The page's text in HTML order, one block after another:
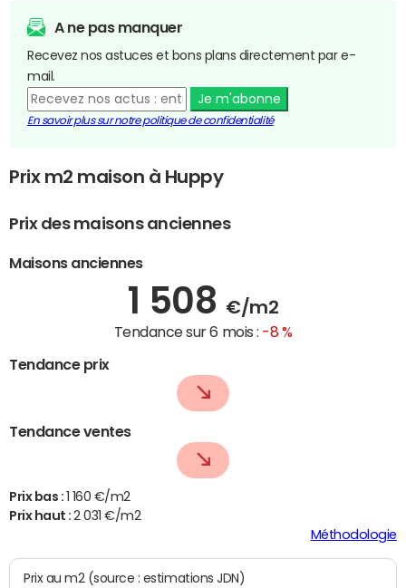
A ne pas manquer
Recevez nos astuces et bons plans directement par e-
mail.
Je m'abonne
En savoir plus sur notre politique de confidentialité
Prix m2 maison à Huppy
Prix des maisons anciennes
Maisons anciennes
1 508 €/m2
Tendance sur 6 mois : -8 %
Tendance prix
Tendance ventes
Prix bas : 1 160 €/m2
Prix haut :2 031 €/m2
Méthodologie
Prix au m2 (source : estimations JDN)